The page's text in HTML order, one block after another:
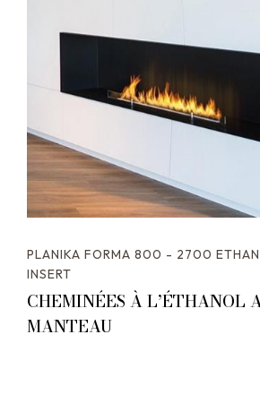
PLANIKA FORMA 800 - 2700
INSERT
CHEMINÉES À L’ÉTHANOL
MANTEAU